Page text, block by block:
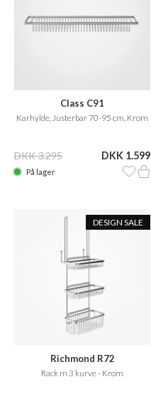
Class C91
Karhylde, Justerbar 70-95 cm, Krom
DKK 3.295 DKK 1.599
På lager
DESIGN SALE
Richmond R72
Rack m 3 kurve - Krom